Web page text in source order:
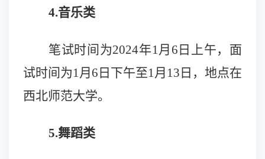
4.音乐类
笔试时间为2024年1月 6 日上午，面
试时间为1月 6 日下午至1月13 日，地点在
西北师范大学。
5.舞蹈类